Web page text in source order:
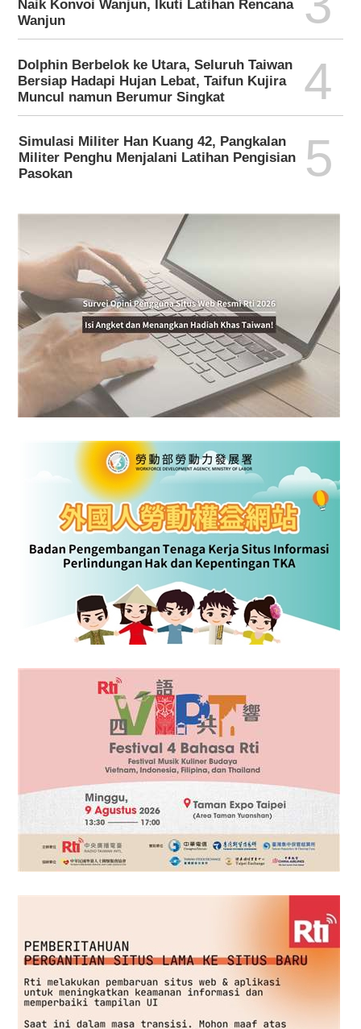
Naik Konvoi Wanjun, Ikuti Latihan Rencana
Wanjun
Dolphin Berbelok ke Utara, Seluruh Taiwan
Bersiap Hadapi Hujan Lebat, Taifun Kujira
Muncul namun Berumur Singkat
4
Simulasi Militer Han Kuang 42, Pangkalan
Militer Penghu Menjalani Latihan Pengisian
Pasokan
5